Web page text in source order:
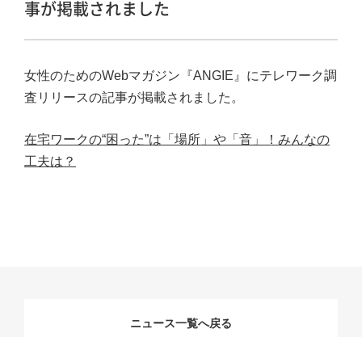
事が掲載されました
女性のためのWebマガジン『ANGIE』にテレワーク調
査リリースの記事が掲載されました。
在宅ワークの“困った”は「場所」や「音」！みんなの
工夫は？
ニュース一覧へ戻る